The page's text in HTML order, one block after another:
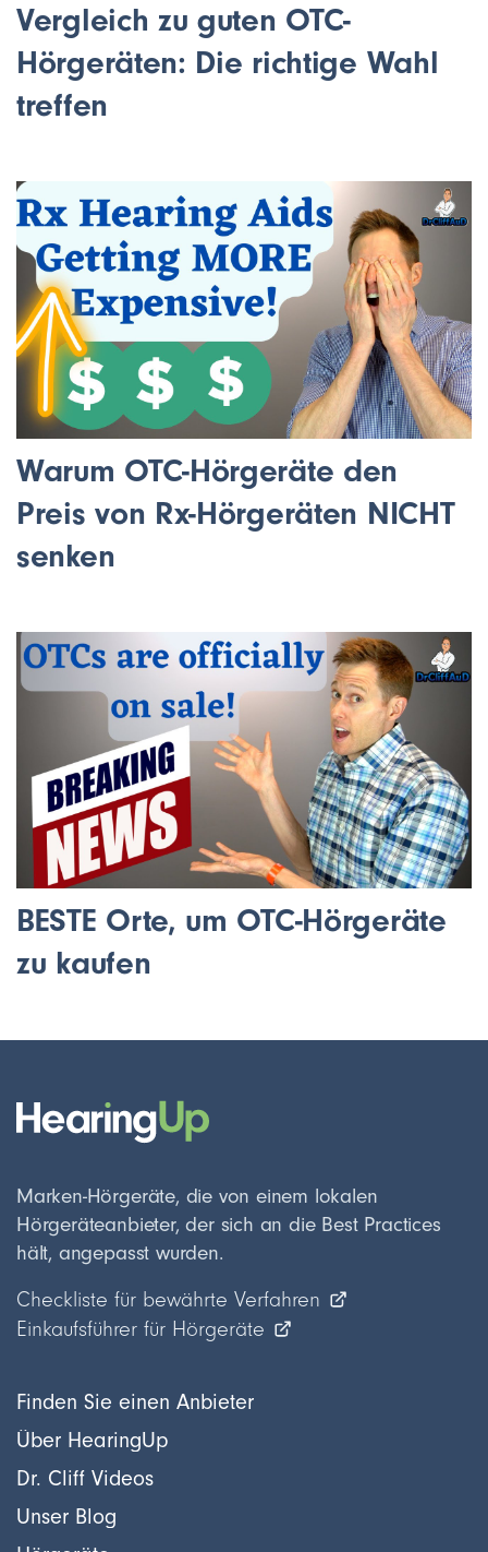
Vergleich zu guten OTC-
Hörgeräten: Die richtige Wahl
treffen
Warum OTC-Hörgeräte den
Preis von Rx-Hörgeräten NICHT
senken
BESTE Orte, um OTC-Hörgeräte
zu kaufen
Finden Sie einen Anbieter
Über HearingUp
Dr. Cliff Videos
Unser Blog
Marken-Hörgeräte, die von einem lokalen
Hörgeräteanbieter, der sich an die Best Practices
hält, angepasst wurden.
Checkliste für bewährte Verfahren
Einkaufsführer für Hörgeräte